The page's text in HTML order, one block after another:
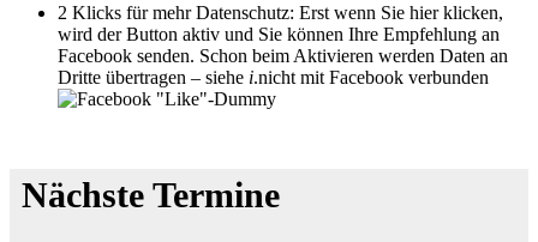
2 Klicks für mehr Datenschutz: Erst wenn Sie hier klicken,
wird der Button aktiv und Sie können Ihre Empfehlung an
Facebook senden. Schon beim Aktivieren werden Daten an
Dritte übertragen – siehe i.nicht mit Facebook verbunden
Nächste Termine